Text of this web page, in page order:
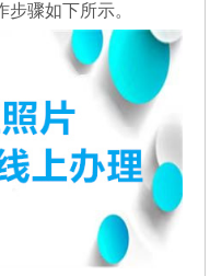
骤如下所示。